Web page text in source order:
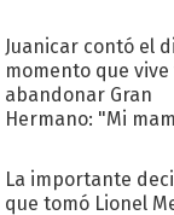
Juanicar contó el
momento que vive
abandonar Gran
Hermano: "Mi
La importante
que tomó Lionel